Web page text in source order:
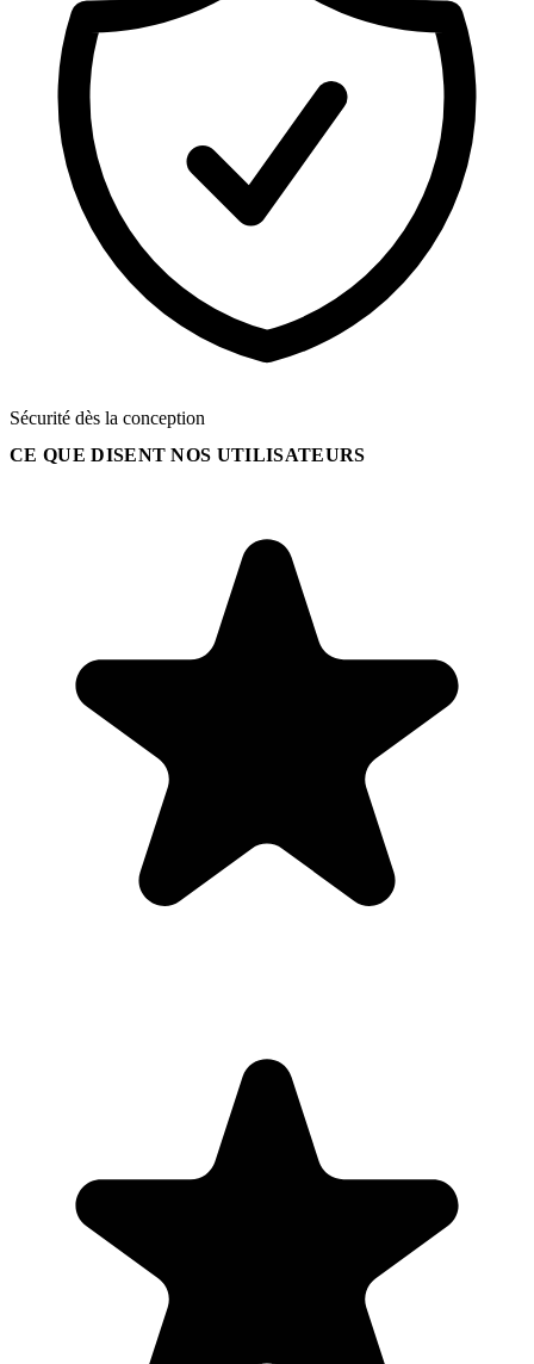
Sécurité dès la conception
CE QUE DISENT NOS UTILISATEURS